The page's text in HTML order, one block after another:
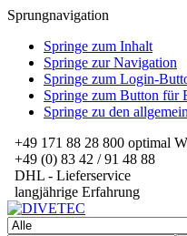
Sprungnavigation
Springe zum Inhalt
Springe zur Navigation
Springe zum Login-
Springe zum Button für
Springe zu den
+49 171 88 28 800 optimal
+49 (0) 83 42 / 91 48 88
DHL - Lieferservice
langjährige Erfahrung